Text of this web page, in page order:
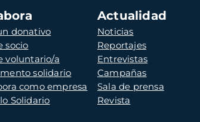
donativo
socio
voluntario/a
solidario
como empresa
Solidario
Actualidad
Noticias
Reportajes
Entrevistas
Campañas
Sala de prensa
Revista